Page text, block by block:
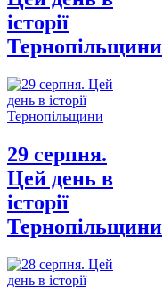
історії
Тернопільщини
29 серпня.
Цей день в
історії
Тернопільщини